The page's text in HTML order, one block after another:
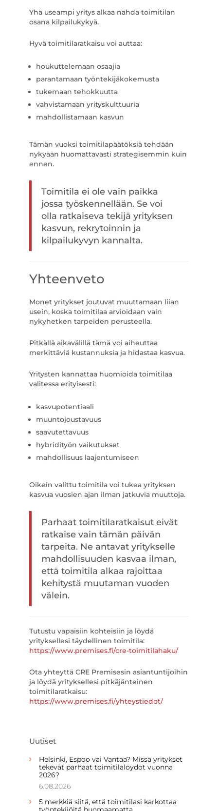
Yhä useampi yritys alkaa nähdä toimitilan
osana kilpailukykyä.
Hyvä toimitilaratkaisu voi auttaa:
houkuttelemaan osaajia
parantamaan työntekijäkokemusta
tukemaan tehokkuutta
vahvistamaan yrityskulttuuria
mahdollistamaan kasvun
Tämän vuoksi toimitilapäätöksiä tehdään
nykyään huomattavasti strategisemmin kuin
ennen.
Toimitila ei ole vain paikka
jossa työskennellään. Se voi
olla ratkaiseva tekijä yrityksen
kasvun, rekrytoinnin ja
kilpailukyvyn kannalta.
Yhteenveto
Monet yritykset joutuvat muuttamaan liian
usein, koska toimitilaa arvioidaan vain
nykyhetken tarpeiden perusteella.
Pitkällä aikavälillä tämä voi aiheuttaa
merkittäviä kustannuksia ja hidastaa kasvua.
Yritysten kannattaa huomioida toimitilaa
valitessa erityisesti:
kasvupotentiaali
muuntojoustavuus
saavutettavuus
hybridityön vaikutukset
mahdollisuus laajentumiseen
Oikein valittu toimitila voi tukea yrityksen
kasvua vuosien ajan ilman jatkuvia muuttoja.
Parhaat toimitilaratkaisut eivät
ratkaise vain tämän päivän
tarpeita. Ne antavat yritykselle
mahdollisuuden kasvaa ilman,
että toimitila alkaa rajoittaa
kehitystä muutaman vuoden
välein.
Tutustu vapaisiin kohteisiin ja löydä
yrityksellesi täydellinen toimitila:
https://www.premises.fi/cre-toimitilahaku/
Ota yhteyttä CRE Premisesin asiantuntijoihin
ja löydä yrityksellesi pitkäjänteinen
toimitilaratkaisu:
https://www.premises.fi/yhteystiedot/
Uutiset
Helsinki, Espoo vai Vantaa? Missä yritykset
tekevät parhaat toimitilalöydöt vuonna
2026?
6.08.2026
5 merkkiä siitä, että toimitilasi karkottaa